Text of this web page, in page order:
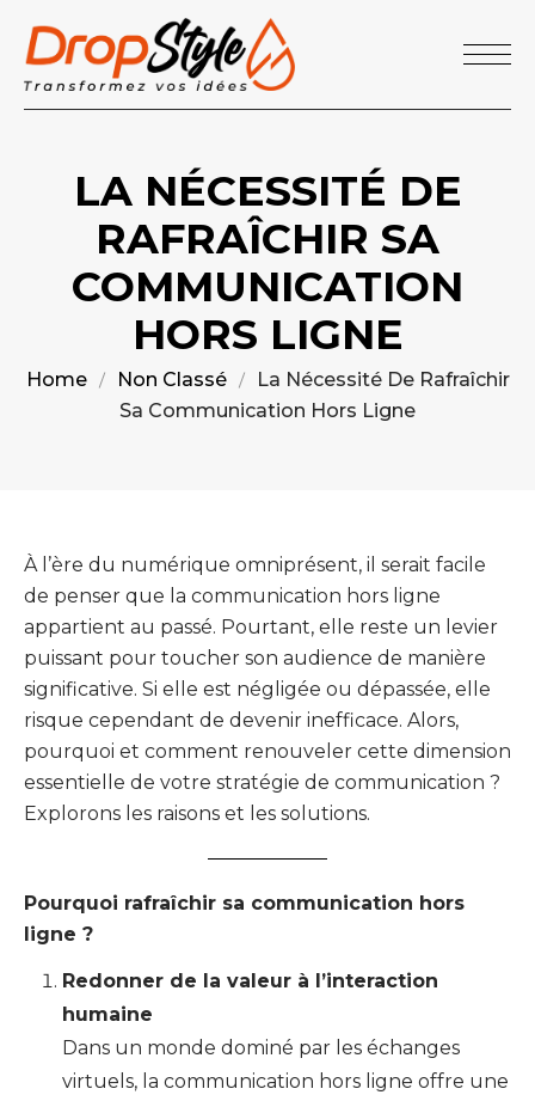
LA NÉCESSITÉ DE
RAFRAÎCHIR SA
COMMUNICATION
HORS LIGNE
Home Non Classé
La Nécessité De Rafraîchir
Sa Communication Hors Ligne
À l’ère du numérique omniprésent, il serait facile
de penser que la communication hors ligne
appartient au passé. Pourtant, elle reste un levier
puissant pour toucher son audience de manière
significative. Si elle est négligée ou dépassée, elle
risque cependant de devenir inefficace. Alors,
pourquoi et comment renouveler cette dimension
essentielle de votre stratégie de communication ?
Explorons les raisons et les solutions.
Pourquoi rafraîchir sa communication hors
ligne ?
Redonner de la valeur à l’interaction
humaine
Dans un monde dominé par les échanges
virtuels, la communication hors ligne offre une